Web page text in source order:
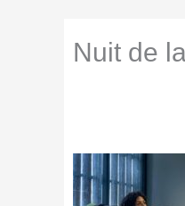
Nuit de